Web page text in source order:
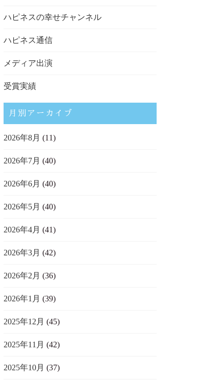
ハピネスの幸せチャンネル
ハピネス通信
メディア出演
受賞実績
月別アーカイブ
2026年8月 (11)
2026年7月 (40)
2026年6月 (40)
2026年5月 (40)
2026年4月 (41)
2026年3月 (42)
2026年2月 (36)
2026年1月 (39)
2025年12月 (45)
2025年11月 (42)
2025年10月 (37)